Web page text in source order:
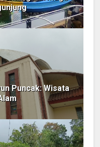
Puncak: Wisata